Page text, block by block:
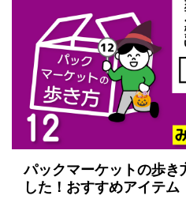
パックマーケットの歩き
した！おすすめアイテム